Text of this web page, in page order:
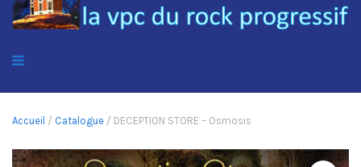
Accueil / Catalogue / DECEPTION STORE – Osmosis